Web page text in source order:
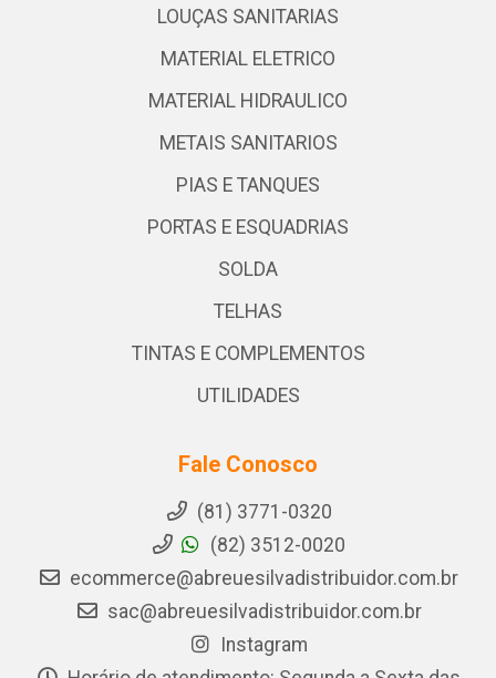
LOUÇAS SANITARIAS
MATERIAL ELETRICO
MATERIAL HIDRAULICO
METAIS SANITARIOS
PIAS E TANQUES
PORTAS E ESQUADRIAS
SOLDA
TELHAS
TINTAS E COMPLEMENTOS
UTILIDADES
Fale Conosco
(81) 3771-0320
(82) 3512-0020
ecommerce@abreuesilvadistribuidor.com.br
sac@abreuesilvadistribuidor.com.br
Instagram